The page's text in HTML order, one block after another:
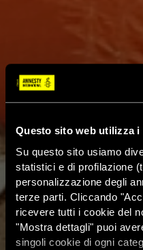
Questo sito web utilizza i
Su questo sito usiamo
statistici e di profilazione
personalizzazione degli
terze parti. Cliccando
ricevere tutti i cookie del
"Mostra dettagli" puoi
singoli cookie di ogni